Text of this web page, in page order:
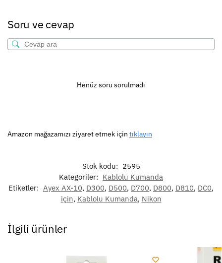
Soru ve cevap
Henüz soru sorulmadı
Amazon mağazamızı ziyaret etmek için tıklayın
Stok kodu: 2595
Kategoriler: Kablolu Kumanda
Etiketler: Ayex AX-10, D300, D500, D700, D800, D810, DC0,
için, Kablolu Kumanda, Nikon
İlgili ürünler